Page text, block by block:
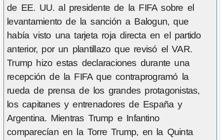
de EE. UU. al presidente de la FIFA sobre el
levantamiento de la sanción a Balogun, que
había visto una tarjeta roja directa en el partido
anterior, por un plantillazo que revisó el VAR.
Trump hizo estas declaraciones durante una
recepción de la FIFA que contraprogramó la
rueda de prensa de los grandes protagonistas,
los capitanes y entrenadores de España y
Argentina. Mientras Trump e Infantino
comparecían en la Torre Trump, en la Quinta